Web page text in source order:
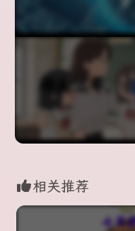
相关推荐